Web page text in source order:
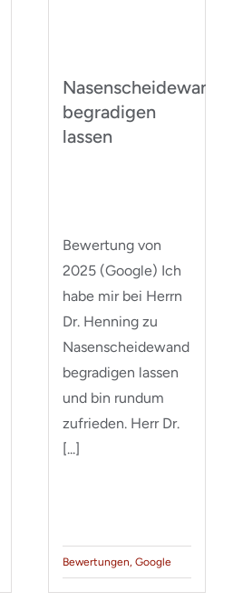
Nasenscheidewand
begradigen
lassen
Bewertung von
2025 (Google) Ich
habe mir bei Herrn
Dr. Henning zu
Nasenscheidewand
begradigen lassen
und bin rundum
zufrieden. Herr Dr.
[...]
Bewertungen, Google